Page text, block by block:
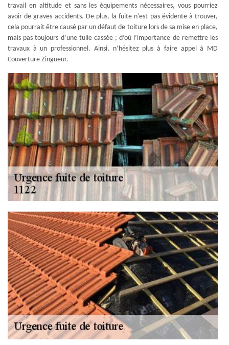
travail en altitude et sans les équipements nécessaires, vous pourriez
avoir de graves accidents. De plus, la fuite n’est pas évidente à trouver,
cela pourrait être causé par un défaut de toiture lors de sa mise en place,
mais pas toujours d’une tuile cassée ; d’où l’importance de remettre les
travaux à un professionnel. Ainsi, n’hésitez plus à faire appel à MD
Couverture Zingueur.